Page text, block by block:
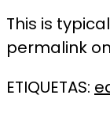
This is
permalink
ETIQUETAS: